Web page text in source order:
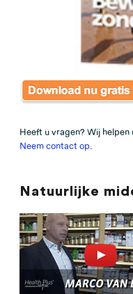
Heeft u vragen? Wij helpen
Neem contact op
Natuurlijke